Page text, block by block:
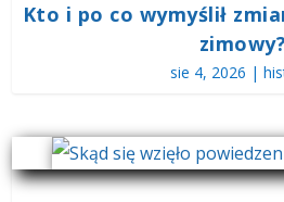
Kto i po co wymyślił
zimowy?
sie 4, 2026 |